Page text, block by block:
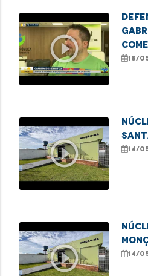
play_circle_outline 18/
play_circle_outline 14/
play_circle_outline 14/